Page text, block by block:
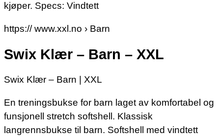
kjøper. Specs: Vindtett
https:// www.xxl.no › Barn
Swix Klær – Barn – XXL
Swix Klær – Barn | XXL
En treningsbukse for barn laget av komfortabel og
funsjonell stretch softshell. Klassisk
langrennsbukse til barn. Softshell med vindtett